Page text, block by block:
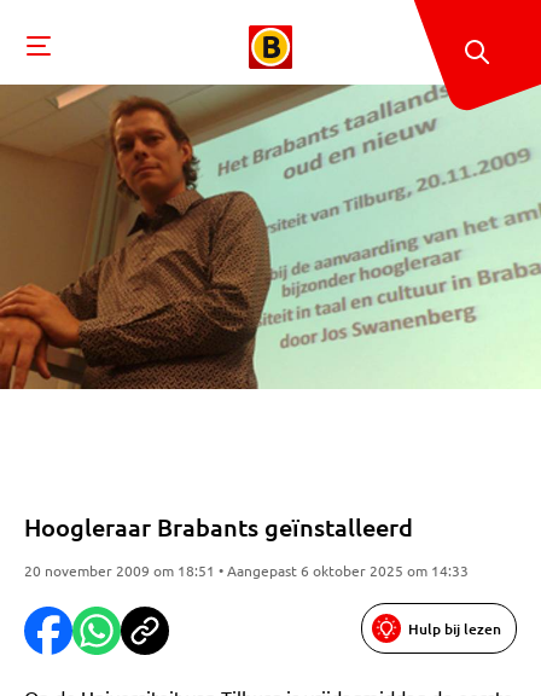
Hoogleraar Brabants geïnstalleerd
20 november 2009 om 18:51 • Aangepast 6 oktober 2025 om 14:33
Hulp bij lezen